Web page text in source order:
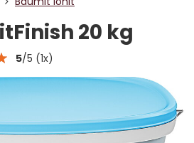
20 kg
5/5 (1x)